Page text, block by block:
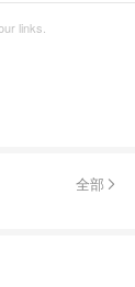
links.
全部